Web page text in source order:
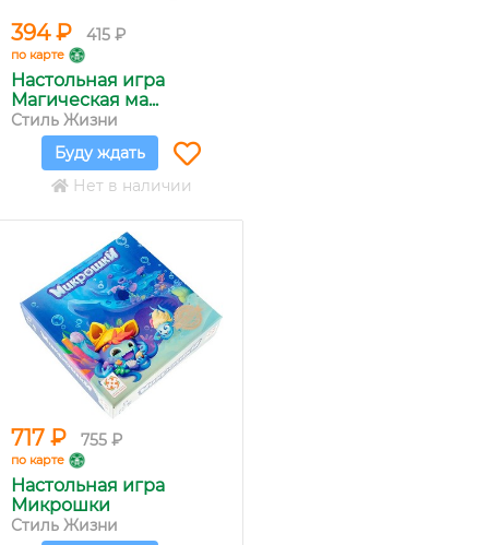
394 ₽ 415 ₽
по карте
Настольная игра
Магическая ма...
Стиль Жизни
Буду ждать
Нет в наличии
717 ₽ 755 ₽
по карте
Настольная игра
Микрошки
Стиль Жизни